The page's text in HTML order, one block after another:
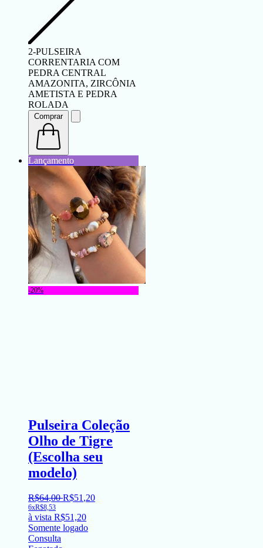
2-PULSEIRA
CORRENTARIA COM
PEDRA CENTRAL
AMAZONITA, ZIRCÔNIA
AMETISTA E PEDRA
ROLADA
Comprar
-20%
Pulseira Coleção
Olho de Tigre
(Escolha seu
modelo)
R$64,00 R$51 ,20
6xR$8,53
à vista R$51,20
Somente logado
Consulta